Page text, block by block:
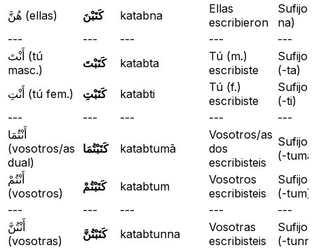
هُنَّ (ellas)
كَتَبْنَ katabna
Ellas
escribieron
na)
---
--- --- ---
---
أَنْتَ (tú
masc.)
كَتَبْتَ katabta
Tú (m.)
escribiste
Sufijo: ـْتَ
(-ta)
أَنْتِ (tú fem.)
كَتَبْتِ katabti
Tú (f.)
escribiste
Sufijo: ـْتِ
(-ti)
---
--- --- ---
---
أَنْتُمَا
(vosotros/as
dual)
كَتَبْتُمَا katabtumā
Vosotros/as
dos
escribisteis
Sufijo: ـْتُمَا
(-tumā
أَنْتُمْ
(vosotros)
كَتَبْتُمْ katabtum
Vosotros
escribisteis
Sufijo: ـْتُمْ
(-tum)
---
--- --- ---
---
أَنْتُنَّ
(vosotras)
كَتَبْتُنَّ katabtunna
Vosotras
escribisteis
Sufijo: ـْتُنَّ
(-